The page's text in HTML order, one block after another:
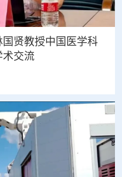
贤教授中国医学科
术交流